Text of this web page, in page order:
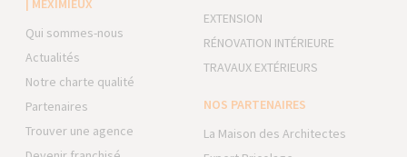
| MEXIMIEUX
Qui sommes-nous
Actualités
Notre charte qualité
Partenaires
Trouver une agence
EXTENSION
RÉNOVATION INTÉRIEURE
TRAVAUX EXTÉRIEURS
NOS PARTENAIRES
La Maison des Architectes